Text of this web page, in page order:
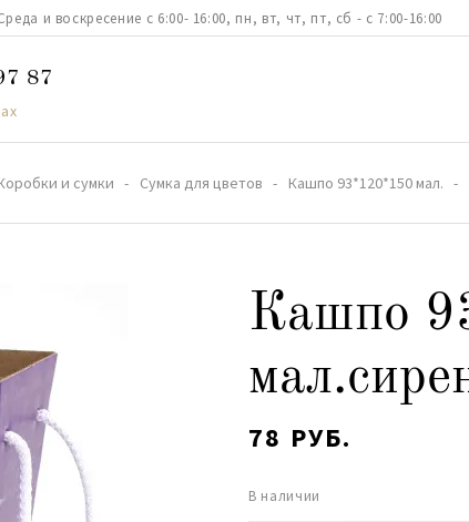
и воскресение с 6:00- 16:00, пн, вт, чт, пт, сб - с 7:00-16:00
87
и сумки Сумка для цветов Кашпо 93*120*150 мал.
Кашпо
78 РУБ.
В наличии